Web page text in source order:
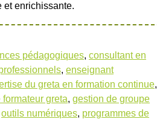
et enrichissante.
pédagogiques, consultant en
, enseignant
du greta en formation continue,
greta, gestion de groupe
outils numériques, programmes de